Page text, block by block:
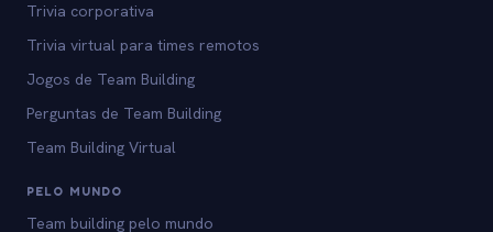
Trivia corporativa
Trivia virtual para times remotos
Jogos de Team Building
Perguntas de Team Building
Team Building Virtual
PELO MUNDO
Team building pelo mundo